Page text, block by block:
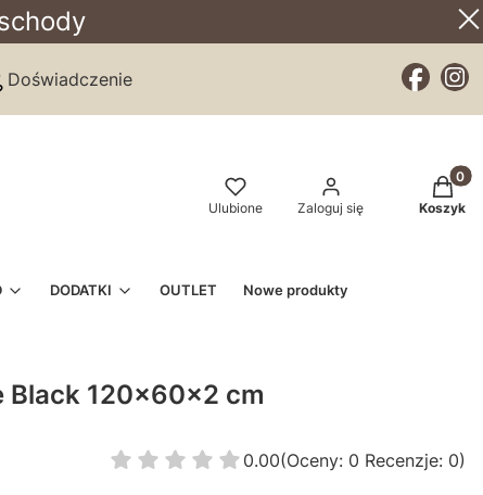
Doświadczenie
Ulubione Zaloguj się Koszyk
DODATKI OUTLET Nowe produkty
Black 120x60x2 cm
0.00(Oceny: 0 Recenzje: 0)